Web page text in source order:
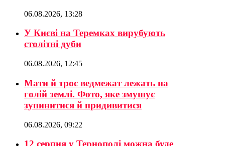
06.08.2026, 13:28
У Києві на Теремках вирубують
столітні дуби
06.08.2026, 12:45
Мати й троє ведмежат лежать на
голій землі. Фото, яке змушує
зупинитися й придивитися
06.08.2026, 09:22
12 серпня у Тернополі можна буде